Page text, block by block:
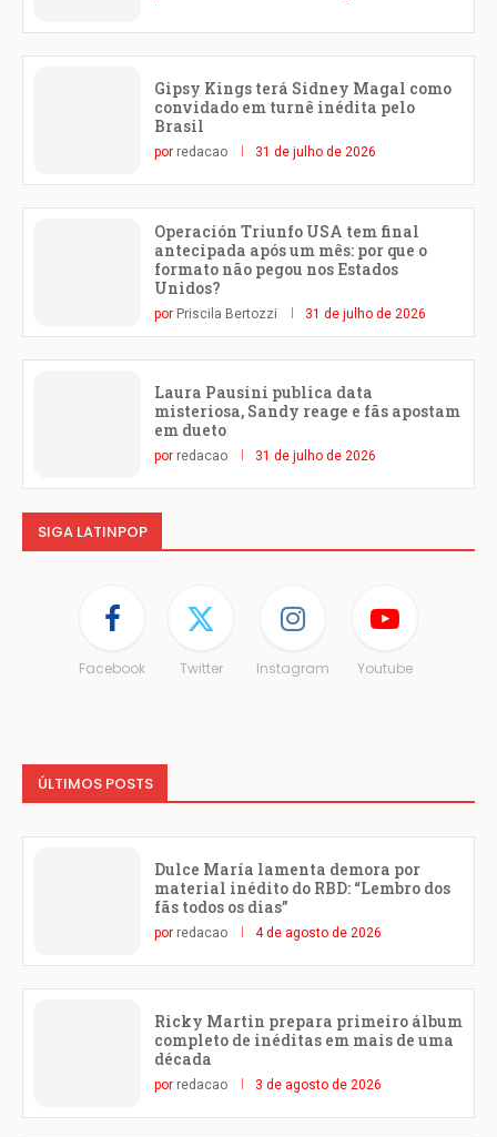
Gipsy Kings terá Sidney Magal como
convidado em turnê inédita pelo
Brasil
por redacao 31 de julho de 2026
Operación Triunfo USA tem final
antecipada após um mês: por que o
formato não pegou nos Estados
Unidos?
por Priscila Bertozzi 31 de julho de 2026
Laura Pausini publica data
misteriosa, Sandy reage e fãs apostam
em dueto
por redacao 31 de julho de 2026
SIGA LATINPOP
Facebook Twitter Instagram Youtube
ÚLTIMOS POSTS
Dulce María lamenta demora por
material inédito do RBD: “Lembro dos
fãs todos os dias”
por redacao 4 de agosto de 2026
Ricky Martin prepara primeiro álbum
completo de inéditas em mais de uma
década
por redacao 3 de agosto de 2026